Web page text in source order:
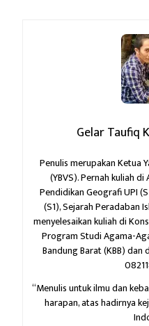
Gelar Taufiq
Penulis merupakan Ketua
(YBVS). Pernah kuliah di
Pendidikan Geografi UPI
(S1), Sejarah Peradaban
menyelesaikan kuliah di
Program Studi Agama-
Bandung Barat (KBB)
“Menulis untuk ilmu dan
harapan,atas hadirnya